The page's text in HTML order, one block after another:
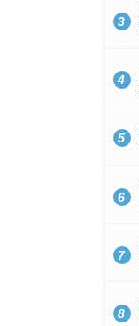
3
4
5
6
7
8